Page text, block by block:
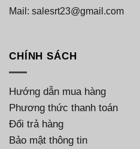
Mail: salesrt23@gmail.com
CHÍNH SÁCH
Hướng dẫn mua hàng
Phương thức thanh toán
Đổi trả hàng
Bảo mật thông tin